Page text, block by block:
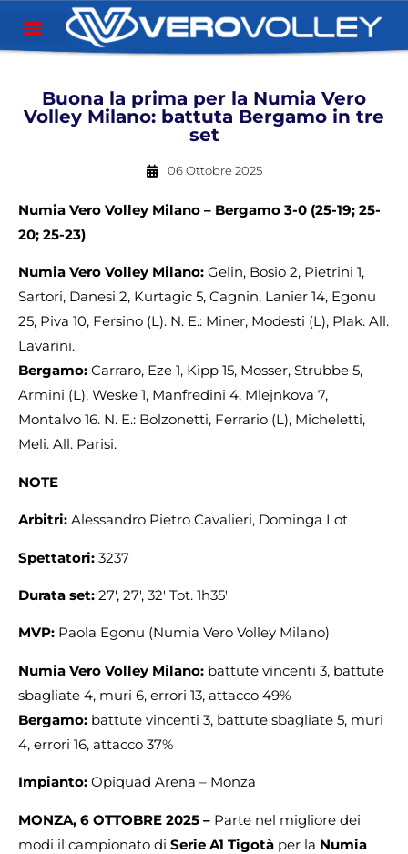
Buona la prima per la Numia Vero
Volley Milano: battuta Bergamo in tre
set
06 Ottobre 2025
Numia Vero Volley Milano – Bergamo 3-0 (25-19; 25-
20; 25-23)
Numia Vero Volley Milano: Gelin, Bosio 2, Pietrini 1,
Sartori, Danesi 2, Kurtagic 5, Cagnin, Lanier 14, Egonu
25, Piva 10, Fersino (L). N. E.: Miner, Modesti (L), Plak. All.
Lavarini.
Bergamo: Carraro, Eze 1, Kipp 15, Mosser, Strubbe 5,
Armini (L), Weske 1, Manfredini 4, Mlejnkova 7,
Montalvo 16. N. E.: Bolzonetti, Ferrario (L), Micheletti,
Meli. All. Parisi.
NOTE
Arbitri: Alessandro Pietro Cavalieri, Dominga Lot
Spettatori: 3237
Durata set: 27′, 27′, 32′ Tot. 1h35′
MVP: Paola Egonu (Numia Vero Volley Milano)
Numia Vero Volley Milano: battute vincenti 3, battute
sbagliate 4, muri 6, errori 13, attacco 49%
Bergamo: battute vincenti 3, battute sbagliate 5, muri
4, errori 16, attacco 37%
Impianto: Opiquad Arena – Monza
MONZA, 6 OTTOBRE 2025 – Parte nel migliore dei
modi il campionato di Serie A1 Tigotà per la Numia